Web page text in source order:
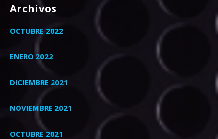
Archivos
OCTUBRE 2022
ENERO 2022
DICIEMBRE 2021
NOVIEMBRE 2021
OCTUBRE 2021